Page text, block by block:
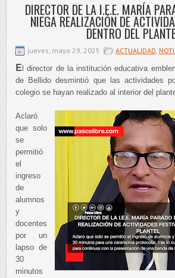
DIRECTOR DE LA I.E.E. MARÍA
NIEGA REALIZACIÓN DE
DENTRO DEL
jueves, mayo 29, 2025 ACTUALIDAD,
E l director de la institución educativa
de Bellido desmintió que las actividades
colegio se hayan realizado al interior del
Aclaró
que solo
se
permitió
el
ingreso
de
alumnos
y
docentes
por un
lapso de
30
minutos